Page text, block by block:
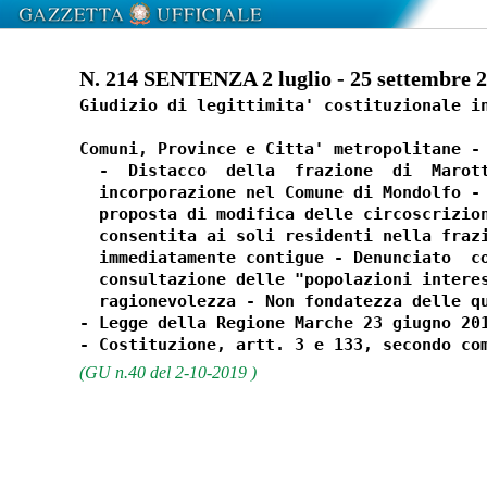
N. 214 SENTENZA 2 luglio - 25 settembre
Giudizio di legittimita' costituzionale
Comuni, Province e Citta' metropolitane -
-  Distacco  della  frazione  di
incorporazione nel Comune di Mondolfo
proposta di modifica delle
consentita ai soli residenti nella
immediatamente contigue - Denunciato
consultazione delle "popolazioni
ragionevolezza - Non fondatezza delle
- Legge della Regione Marche 23 giugno
(GU n.40 del 2-10-2019 )